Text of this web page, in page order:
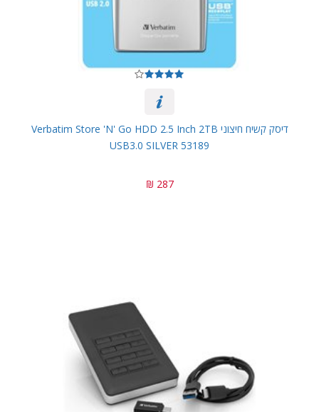
דיסק קשיח חיצוני Verbatim Store 'n' Go HDD 2.5 Inch 2TB
USB3.0 SILVER 53189
287 ₪